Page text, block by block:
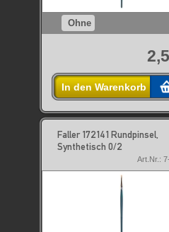
Ohne
In den Warenkorb
Faller 172141 Rundpinsel,
Synthetisch 0/2
Art.Nr.: